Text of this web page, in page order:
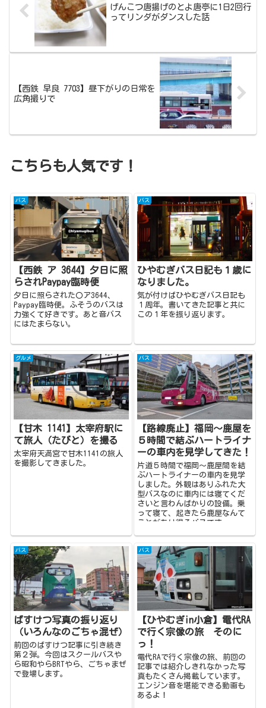
げんこつ唐揚げのとよ唐亭に1日2回行
ってリンダがダンスした話
【西鉄 早良 7703】昼下がりの日常を
広角撮りで
こちらも人気です！
バス
【西鉄 ア 3644】夕日に照
らされPaypay臨時便
夕日に照らされた〇ア3644、
Paypay臨時便。ふそうのバスは
力強くて好きです。あと音バス
にはたまらない。
バス
ひやむぎバス日記も１歳に
なりました。
気が付けばひやむぎバス日記も
１周年。書いてきた記事と共に
この１年を振り返ります。
グルメ
【甘木 1141】太宰府駅に
て旅人（たびと）を撮る
太宰府天満宮で甘木1141の旅人
を撮影してきました。
バス
【路線廃止】福岡～鹿屋を
５時間で結ぶハートライナ
ーの車内を見学してきた！
片道５時間で福岡～鹿屋間を結
ぶハートライナーの車内を見学
しました。外観はありふれた大
型バスなのに車内には寝てくだ
さいと言わんばかりの設備。乗
って寝て、起きたら鹿屋なんて
ことがあり得るバスです。
バス
ばすけつ写真の振り返り
（いろんなのごちゃ混ぜ）
前回のばすけつ記事に引き続き
第２弾。今回はスクールバスや
ら昭和やらBRTやら、ごちゃまぜ
で登場します。
バス
【ひやむぎin小倉】電代RA
で行く宗像の旅 そのに
っ！
電代RAで行く宗像の旅、前回の
記事では紹介しきれなかった写
真もたくさん掲載しています。
エンジン音を堪能できる動画も
あるよ！